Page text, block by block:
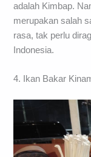
adalah Kimbap.
merupakan salah
rasa, tak perlu
Indonesia.
4. Ikan Bakar